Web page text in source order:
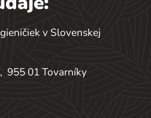
v Slovenskej
955 01 Tovarníky